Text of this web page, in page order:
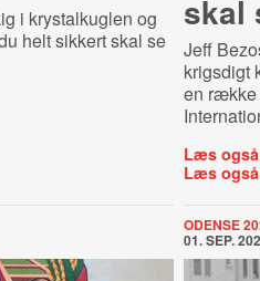
i krystalkuglen og
helt sikkert skal se
skal
Jeff
krigsdigt
en række
Læs
Læs
ODENSE
01. SEP.